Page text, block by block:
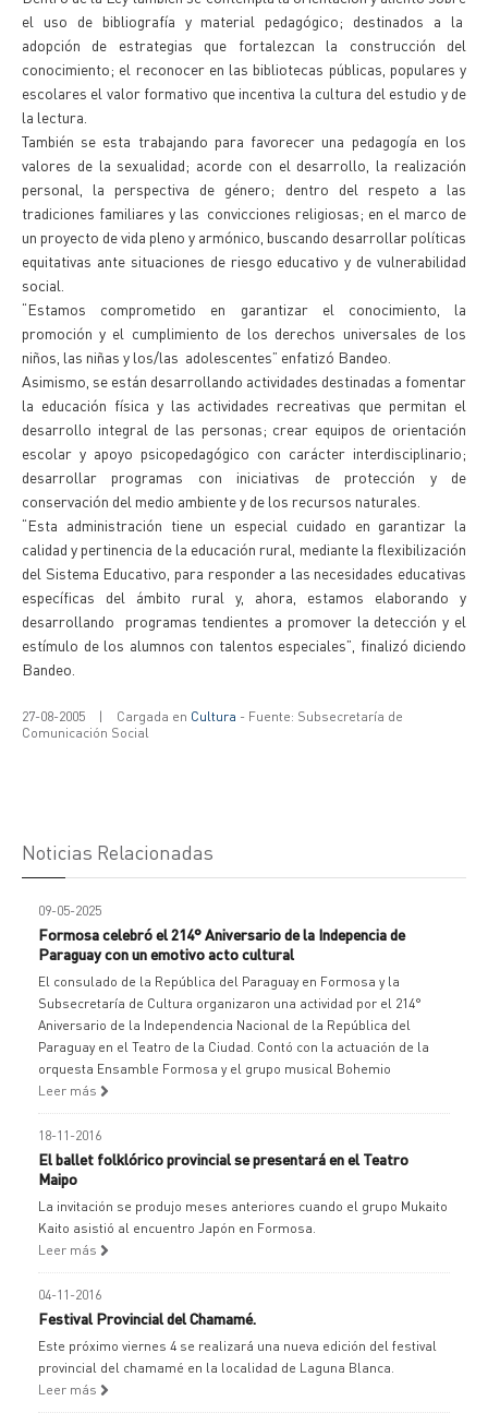
el uso de bibliografía y material pedagógico; destinados a la
adopción de estrategias que fortalezcan la construcción del
conocimiento; el reconocer en las bibliotecas públicas, populares y
escolares el valor formativo que incentiva la cultura del estudio y de
la lectura.
También se esta trabajando para favorecer una pedagogía en los
valores de la sexualidad; acorde con el desarrollo, la realización
personal, la perspectiva de género; dentro del respeto a las
tradiciones familiares y las convicciones religiosas; en el marco de
un proyecto de vida pleno y armónico, buscando desarrollar políticas
equitativas ante situaciones de riesgo educativo y de vulnerabilidad
social.
“Estamos comprometido en garantizar el conocimiento, la
promoción y el cumplimiento de los derechos universales de los
niños, las niñas y los/las adolescentes” enfatizó Bandeo.
Asimismo, se están desarrollando actividades destinadas a fomentar
la educación física y las actividades recreativas que permitan el
desarrollo integral de las personas; crear equipos de orientación
escolar y apoyo psicopedagógico con carácter interdisciplinario;
desarrollar programas con iniciativas de protección y de
conservación del medio ambiente y de los recursos naturales.
“Esta administración tiene un especial cuidado en garantizar la
calidad y pertinencia de la educación rural, mediante la flexibilización
del Sistema Educativo, para responder a las necesidades educativas
específicas del ámbito rural y, ahora, estamos elaborando y
desarrollando programas tendientes a promover la detección y el
estímulo de los alumnos con talentos especiales”, finalizó diciendo
Bandeo.
27-08-2005 | Cargada en Cultura - Fuente: Subsecretaría de
Comunicación Social
Noticias Relacionadas
09-05-2025
Formosa celebró el 214° Aniversario de la Indepencia de
Paraguay con un emotivo acto cultural
El consulado de la República del Paraguay en Formosa y la
Subsecretaría de Cultura organizaron una actividad por el 214°
Aniversario de la Independencia Nacional de la República del
Paraguay en el Teatro de la Ciudad. Contó con la actuación de la
orquesta Ensamble Formosa y el grupo musical Bohemio
Leer más
18-11-2016
El ballet folklórico provincial se presentará en el Teatro
Maipo
La invitación se produjo meses anteriores cuando el grupo Mukaito
Kaito asistió al encuentro Japón en Formosa.
Leer más
04-11-2016
Festival Provincial del Chamamé.
Este próximo viernes 4 se realizará una nueva edición del festival
provincial del chamamé en la localidad de Laguna Blanca.
Leer más